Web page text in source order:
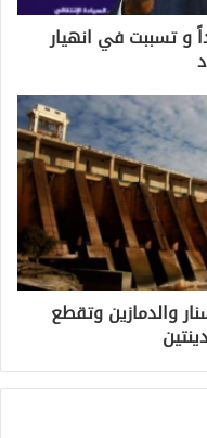
و تسببت في انهيار
والدمازين وتقطع